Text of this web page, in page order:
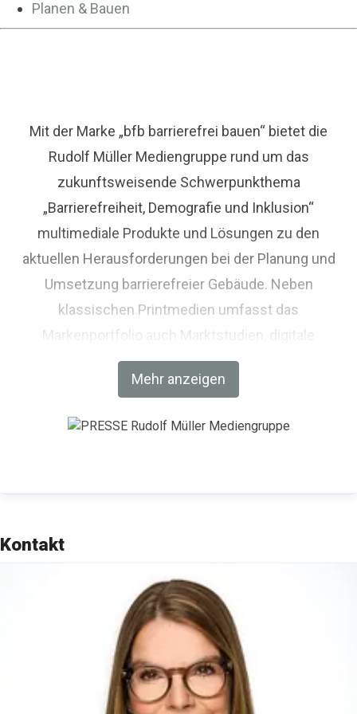
Planen & Bauen
Mit der Marke „bfb barrierefrei bauen“ bietet die
Rudolf Müller Mediengruppe rund um das
zukunftsweisende Schwerpunkthema
„Barrierefreiheit, Demografie und Inklusion“
multimediale Produkte und Lösungen zu den
aktuellen Herausforderungen bei der Planung und
Umsetzung barrierefreier Gebäude. Neben
klassischen Printmedien umfasst das
Markenportfolio auch Marktstudien, digitale
Angebote inkl. Newsletter sowie Veranstaltungen
und Corporate Services.
Mehr anzeigen
Kontakt